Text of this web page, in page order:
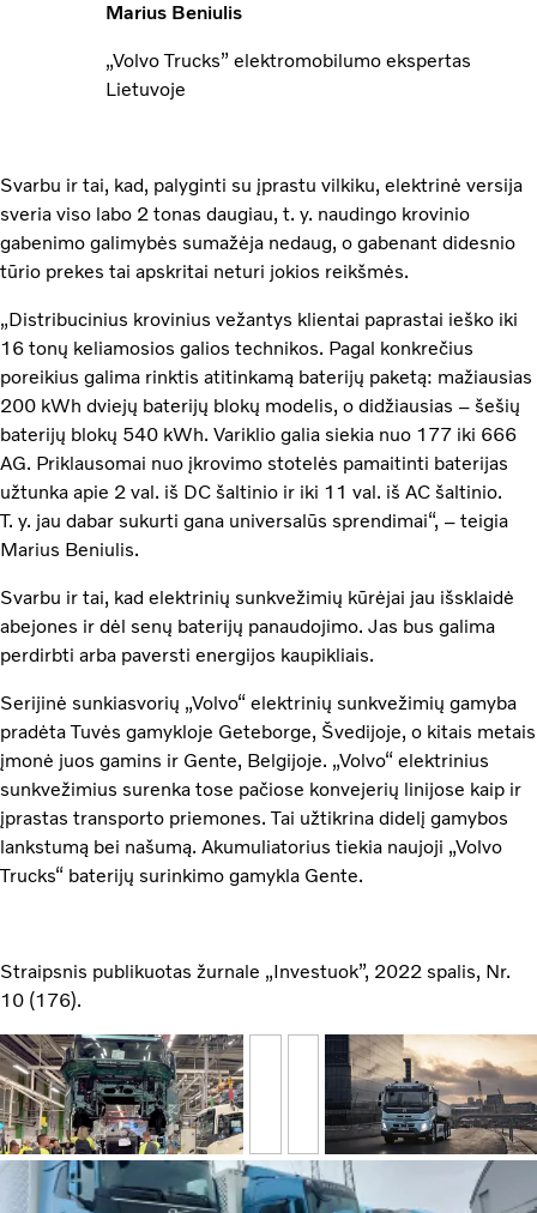
Marius Beniulis
„Volvo Trucks” elektromobilumo ekspertas
Lietuvoje
Svarbu ir tai, kad, palyginti su įprastu vilkiku, elektrinė versija
sveria viso labo 2 tonas daugiau, t. y. naudingo krovinio
gabenimo galimybės sumažėja nedaug, o gabenant didesnio
tūrio prekes tai apskritai neturi jokios reikšmės.
„Distribucinius krovinius vežantys klientai paprastai ieško iki
16 tonų keliamosios galios technikos. Pagal konkrečius
poreikius galima rinktis atitinkamą baterijų paketą: mažiausias
200 kWh dviejų baterijų blokų modelis, o didžiausias – šešių
baterijų blokų 540 kWh. Variklio galia siekia nuo 177 iki 666
AG. Priklausomai nuo įkrovimo stotelės pamaitinti baterijas
užtunka apie 2 val. iš DC šaltinio ir iki 11 val. iš AC šaltinio.
T. y. jau dabar sukurti gana universalūs sprendimai“, – teigia
Marius Beniulis.
Svarbu ir tai, kad elektrinių sunkvežimių kūrėjai jau išsklaidė
abejones ir dėl senų baterijų panaudojimo. Jas bus galima
perdirbti arba paversti energijos kaupikliais.
Serijinė sunkiasvorių „Volvo“ elektrinių sunkvežimių gamyba
pradėta Tuvės gamykloje Geteborge, Švedijoje, o kitais metais
įmonė juos gamins ir Gente, Belgijoje. „Volvo“ elektrinius
sunkvežimius surenka tose pačiose konvejerių linijose kaip ir
įprastas transporto priemones. Tai užtikrina didelį gamybos
lankstumą bei našumą. Akumuliatorius tiekia naujoji „Volvo
Trucks“ baterijų surinkimo gamykla Gente.
Straipsnis publikuotas žurnale „Investuok”, 2022 spalis, Nr.
10 (176).